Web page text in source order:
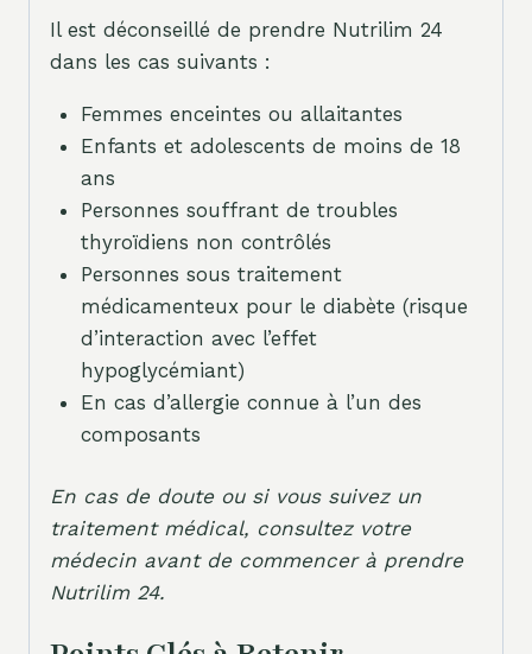
Il est déconseillé de prendre Nutrilim 24
dans les cas suivants :
Femmes enceintes ou allaitantes
Enfants et adolescents de moins de 18
ans
Personnes souffrant de troubles
thyroïdiens non contrôlés
Personnes sous traitement
médicamenteux pour le diabète (risque
d’interaction avec l’effet
hypoglycémiant)
En cas d’allergie connue à l’un des
composants
En cas de doute ou si vous suivez un
traitement médical, consultez votre
médecin avant de commencer à prendre
Nutrilim 24.